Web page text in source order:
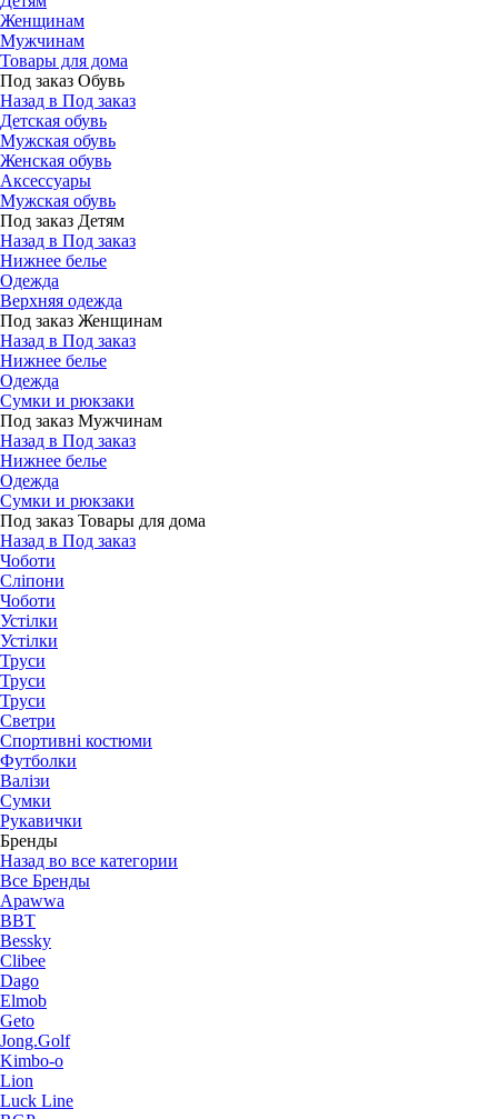
Женщинам
Мужчинам
Товары для дома
Под заказ Обувь
Назад в Под заказ
Детская обувь
Мужская обувь
Женская обувь
Аксессуары
Мужская обувь
Под заказ Детям
Назад в Под заказ
Нижнее белье
Одежда
Верхняя одежда
Под заказ Женщинам
Назад в Под заказ
Нижнее белье
Одежда
Сумки и рюкзаки
Под заказ Мужчинам
Назад в Под заказ
Нижнее белье
Одежда
Сумки и рюкзаки
Под заказ Товары для дома
Назад в Под заказ
Чоботи
Сліпони
Чоботи
Устілки
Устілки
Труси
Труси
Труси
Светри
Спортивні костюми
Футболки
Валізи
Сумки
Рукавички
Бренды
Назад во все категории
Все Бренды
Apawwa
BBT
Bessky
Clibee
Dago
Elmob
Geto
Jong.Golf
Kimbo-o
Lion
Luck Line